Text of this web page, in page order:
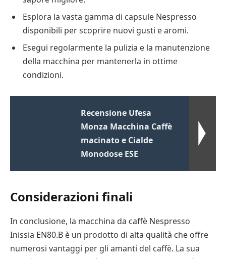
Esplora la vasta gamma di capsule Nespresso
disponibili per scoprire nuovi gusti e aromi.
Esegui regolarmente la pulizia e la manutenzione
della macchina per mantenerla in ottime
condizioni.
Recensione Ufesa
Monza Macchina Caffè
macinato e Cialde
Monodose ESE
Considerazioni finali
In conclusione, la macchina da caffè Nespresso
Inissia EN80.B è un prodotto di alta qualità che offre
numerosi vantaggi per gli amanti del caffè. La sua